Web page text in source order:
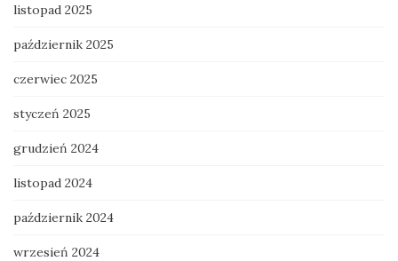
listopad 2025
październik 2025
czerwiec 2025
styczeń 2025
grudzień 2024
listopad 2024
październik 2024
wrzesień 2024